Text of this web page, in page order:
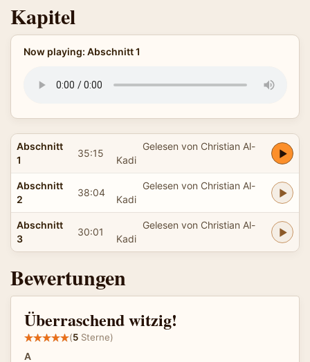
Kapitel
Now playing: Abschnitt 1
Abschnitt
1
35:15
Gelesen von Christian Al-
Kadi
Abschnitt
2
38:04
Gelesen von Christian Al-
Kadi
Abschnitt
3
30:01
Gelesen von Christian Al-
Kadi
Bewertungen
Überraschend witzig!
(5 Sterne)
A